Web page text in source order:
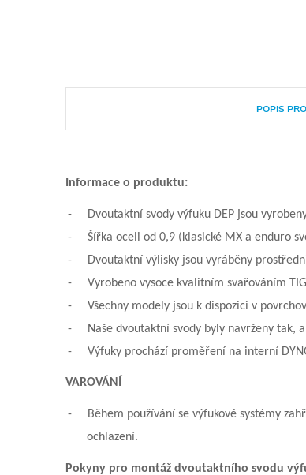
POPIS
Informace o produktu:
-
Dvoutaktní svody výfuku DEP jsou
-
Šířka oceli od 0,9 (klasické MX a enduro
-
Dvoutaktní výlisky jsou vyráběny
-
Vyrobeno vysoce kvalitním svařováním
-
Všechny modely jsou k dispozici v
-
Naše dvoutaktní svody byly navrženy tak,
-
Výfuky prochází proměření na interní
VAROVÁNÍ
-
Během používání se výfukové systémy
ochlazení.
Pokyny pro montáž dvoutaktního svodu